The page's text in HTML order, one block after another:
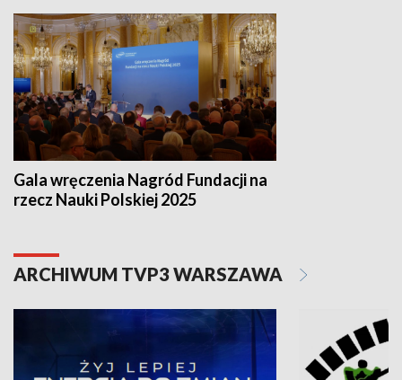
Gala wręczenia Nagród Fundacji na
rzecz Nauki Polskiej 2025
ARCHIWUM TVP3 WARSZAWA